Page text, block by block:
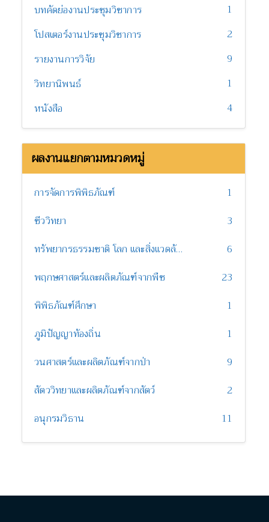
บทคัดย่องานประชุมวิชาการ
1
โปสเตอร์งานประชุมวิชาการ
2
รายงานการวิจัย
9
วิทยานิพนธ์
1
หนังสือ
4
ผลงานแยกตามหมวดหมู่
การจัดการพิพิธภัณฑ์
1
ชีววิทยา
3
ทรัพยากรธรรมชาติ โลก และสิ่งแวดล้อม
6
พฤกษศาสตร์และผลิตภัณฑ์จากพืช
23
พิพิธภัณฑ์ศึกษา
1
ภูมิปัญญาท้องถิ่น
1
วนศาสตร์และผลิตภัณฑ์จากป่า
9
สัตววิทยาและผลิตภัณฑ์จากสัตว์
2
อนุกรมวิธาน
11